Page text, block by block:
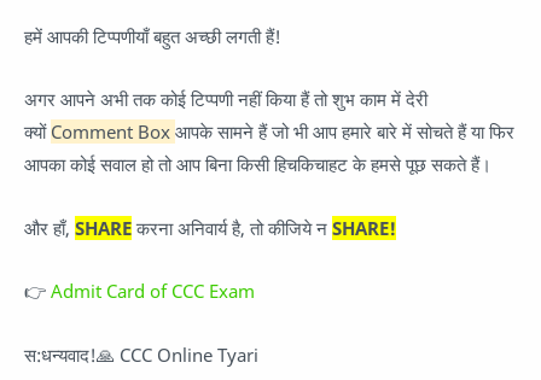
हमें आपकी टिप्पणीयाँ बहुत अच्छी लगती हैं!
अगर आपने अभी तक कोई टिप्पणी नहीं किया हैं तो शुभ काम में देरी
क्यों Comment Box आपके सामने हैं जो भी आप हमारे बारे में सोचते हैं या फिर
आपका कोई सवाल हो तो आप बिना किसी हिचकिचाहट के हमसे पूछ सकते हैं।
और हाँ, SHAREकरना अनिवार्य है, तो कीजिये न SHARE!
👉 Admit Card of CCC Exam
स:धन्यवाद!🙏 CCC Online Tyari